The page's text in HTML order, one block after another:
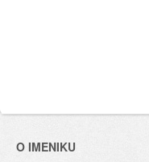
O IMENIKU